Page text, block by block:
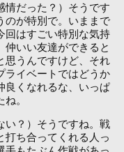
情だった？）そうです
のが特別で。いままで
回はすごい特別な気持
仲いい友達ができると
思うんですけど、それ
ライベートではどうか
良くなれるな、いっぱ
。
い？）そうですね。戦
打ち合ってくれる人っ